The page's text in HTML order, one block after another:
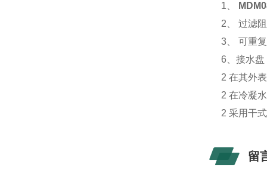
1、
2、 过滤
3、 可重
6、接水
2 在其外
2 在冷凝
2 采用干
留